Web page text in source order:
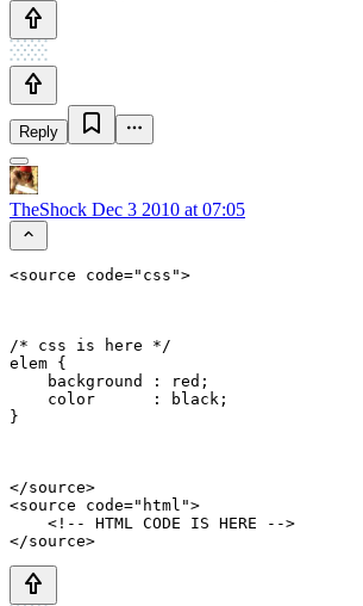
Reply
TheShock Dec 3 2010 at 07:05
/* css is here */
elem {
    background : red;
    color      : black;
</source>
<source code="html">
    <!-- HTML CODE IS HERE -->